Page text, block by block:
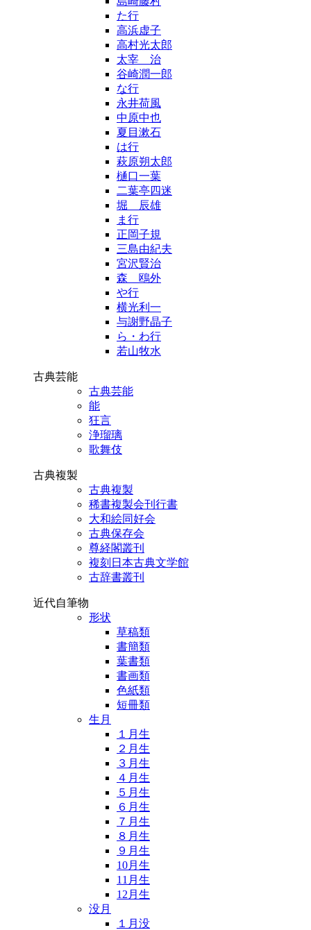
た行
高浜虚子
高村光太郎
太宰 治
谷崎潤一郎
な行
永井荷風
中原中也
夏目漱石
は行
萩原朔太郎
樋口一葉
二葉亭四迷
堀 辰雄
ま行
正岡子規
三島由紀夫
宮沢賢治
森 鴎外
や行
横光利一
与謝野晶子
ら・わ行
若山牧水
古典芸能
古典芸能
能
狂言
浄瑠璃
歌舞伎
古典複製
古典複製
稀書複製会刊行書
大和絵同好会
古典保存会
尊経閣叢刊
複刻日本古典文学館
古辞書叢刊
近代自筆物
形状
草稿類
書簡類
葉書類
書画類
色紙類
短冊類
生月
１月生
２月生
３月生
４月生
５月生
６月生
７月生
８月生
９月生
10月生
11月生
12月生
没月
１月没